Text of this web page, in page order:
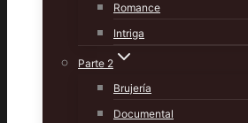
Romance
Intriga
Parte 2
Brujería
Documental